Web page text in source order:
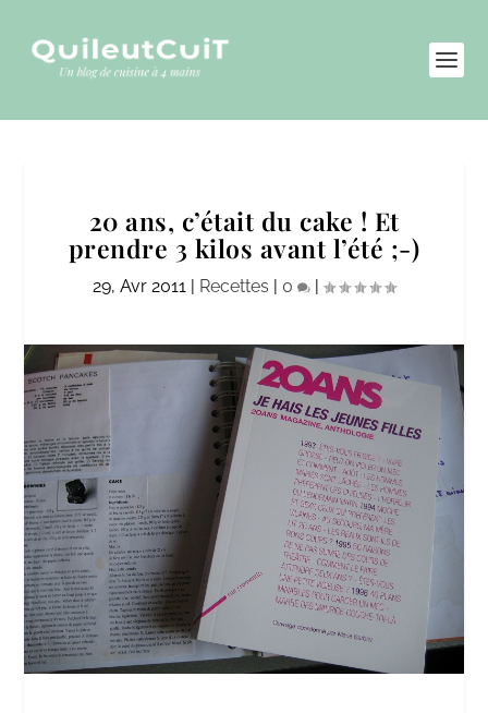
20 ans, c’était du cake ! Et
prendre 3 kilos avant l’été ;-)
29, Avr 2011 | Recettes | 0 |